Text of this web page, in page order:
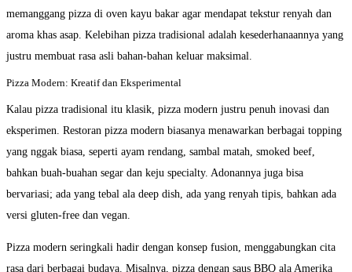
memanggang pizza di oven kayu bakar agar mendapat tekstur renyah dan
aroma khas asap. Kelebihan pizza tradisional adalah kesederhanaannya yang
justru membuat rasa asli bahan-bahan keluar maksimal.
Pizza Modern: Kreatif dan Eksperimental
Kalau pizza tradisional itu klasik, pizza modern justru penuh inovasi dan
eksperimen. Restoran pizza modern biasanya menawarkan berbagai topping
yang nggak biasa, seperti ayam rendang, sambal matah, smoked beef,
bahkan buah-buahan segar dan keju specialty. Adonannya juga bisa
bervariasi; ada yang tebal ala deep dish, ada yang renyah tipis, bahkan ada
versi gluten-free dan vegan.
Pizza modern seringkali hadir dengan konsep fusion, menggabungkan cita
rasa dari berbagai budaya. Misalnya, pizza dengan saus BBQ ala Amerika